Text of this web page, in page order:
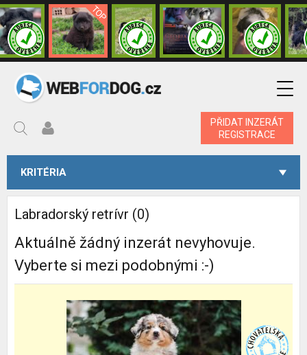
PŘIDAT INZERÁT
REGISTRACE
KRITÉRIA
Labradorský retrívr (0)
Aktuálně žádný inzerát nevyhovuje.
Vyberte si mezi podobnými :-)